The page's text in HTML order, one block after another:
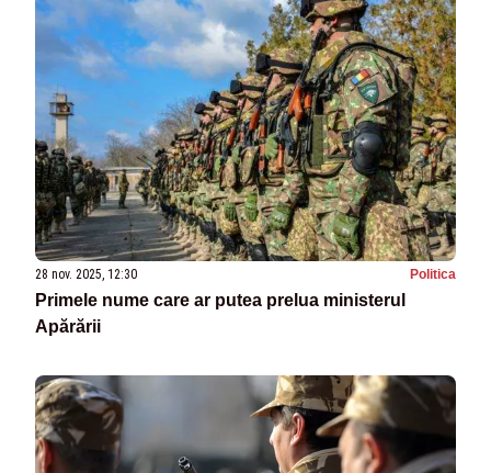
28 nov. 2025, 12:30 Politica
Primele nume care ar putea prelua ministerul
Apărării